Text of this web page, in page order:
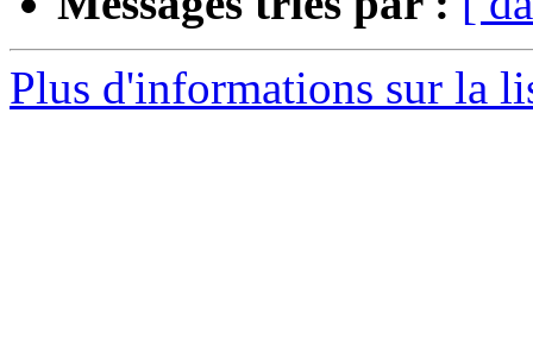
Plus d'informations sur la